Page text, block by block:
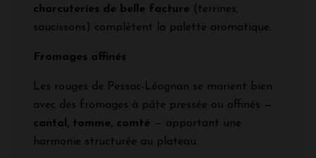
charcuteries de belle facture (terrines,
saucissons) complètent la palette aromatique.
Fromages affinés
Les rouges de Pessac-Léognan se marient bien
avec des fromages à pâte pressée ou affinés —
cantal, tomme, comté — apportant une
harmonie structurée au plateau.